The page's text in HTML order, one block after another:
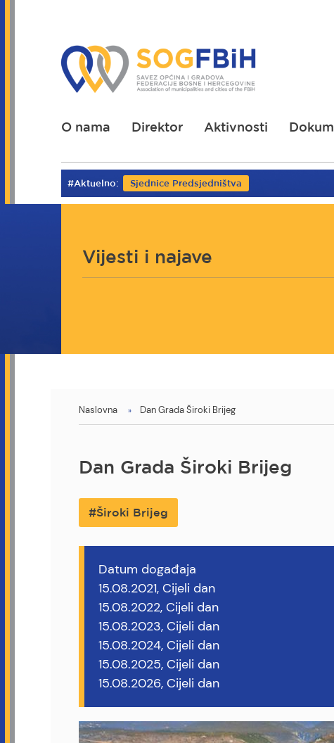
O nama Direktor Aktivnosti
#Aktuelno: Sjednice Predsjedništva
Vijesti i najave
You
Naslovna Dan Grada Široki Brijeg
Dan Grada Široki Brijeg
Široki Brijeg
Datum događaja
15.08.2021, Cijeli dan
15.08.2022, Cijeli dan
15.08.2023, Cijeli dan
15.08.2024, Cijeli dan
15.08.2025, Cijeli dan
15.08.2026, Cijeli dan